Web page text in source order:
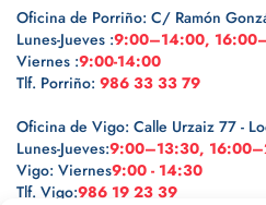
Oficina de Porriño: C/ Ramón
Lunes-Jueves :9:00–14:00,
Viernes :9:00-14:00
Tlf. Porriño: 986 33 33 79
Oficina de Vigo: Calle Urzaiz 77 -
Lunes-Jueves:9:00–13:30,
Vigo: Viernes9:00 - 14:30
Tlf. Vigo:986 19 23 39